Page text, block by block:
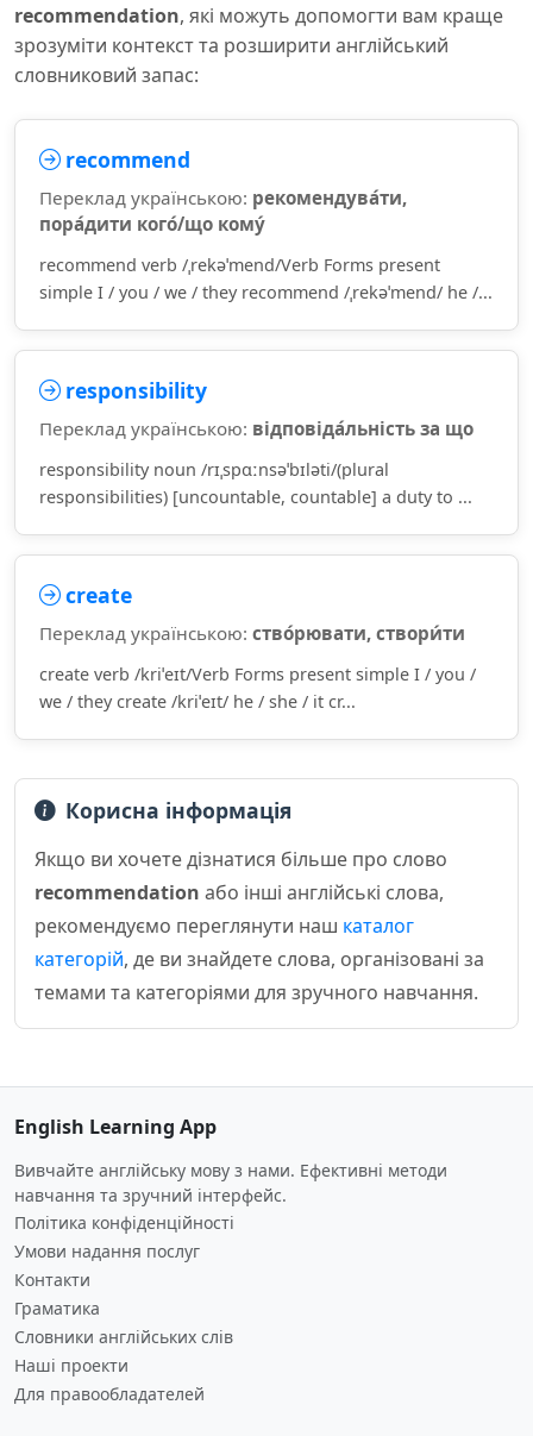
recommendation, які можуть допомогти вам краще
зрозуміти контекст та розширити англійський
словниковий запас:
recommend
Переклад українською: рекомендува́ти,
пора́дити кого́/що кому́
recommend verb /ˌrekəˈmend/Verb Forms present
simple I / you / we / they recommend /ˌrekəˈmend/ he /...
responsibility
Переклад українською: відповіда́льність за що
responsibility noun /rɪˌspɑːnsəˈbɪləti/(plural
responsibilities) [uncountable, countable] a duty to ...
create
Переклад українською: ство́рювати, створи́ти
create verb /kriˈeɪt/Verb Forms present simple I / you /
we / they create /kriˈeɪt/ he / she / it cr...
Корисна інформація
Якщо ви хочете дізнатися більше про слово
recommendation або інші англійські слова,
рекомендуємо переглянути наш каталог
категорій, де ви знайдете слова, організовані за
темами та категоріями для зручного навчання.
English Learning App
Вивчайте англійську мову з нами. Ефективні методи
навчання та зручний інтерфейс.
Політика конфіденційності
Умови надання послуг
Контакти
Граматика
Словники англійських слів
Наші проекти
Для правообладателей